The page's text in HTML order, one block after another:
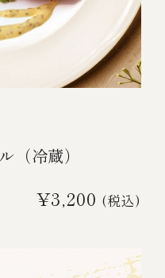
（冷蔵）
¥3,200 (税込)